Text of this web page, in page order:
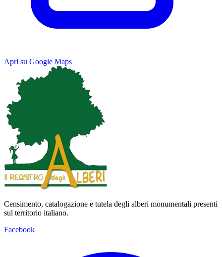
Apri su Google Maps
Map Satellite
Keyboard shortcuts
Censimento, catalogazione e tutela degli alberi monumentali presenti
sul territorio italiano.
Facebook